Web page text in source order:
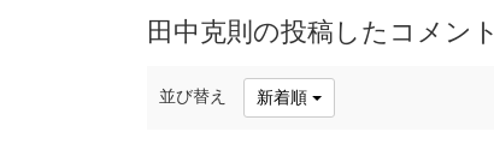
田中克則の投稿したコメント
並び替え 新着順